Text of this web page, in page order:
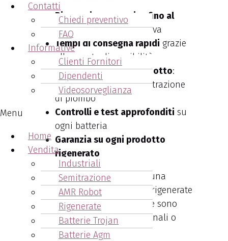
Contatti
Chiedi preventivo
FAQ
Informative
Clienti Fornitori
Dipendenti
Videosorveglianza
Menu
Home
Vendita
Industriali
Semitrazione
AMR Robot
Rigenerate
Batterie Trojan
Batterie Agm
Risparmio economico fino al
50%rispetto a una nuova
Tempi di consegna rapidi grazie
alla pronta disponibilità
Impatto ambientale ridotto:
meno rifiuti e minore estrazione
di piombo
Controlli e test approfonditi su
ogni batteria
Garanzia su ogni prodotto
rigenerato
Con un uso non intensivo e una
corretta gestione, le batterie rigenerate
possono durareoltre 2 anni
e sono
perfette per magazzini stagionali o
imprese con budget limitati.